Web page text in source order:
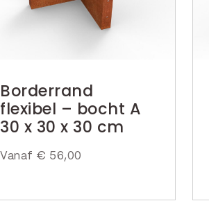
Borderrand
flexibel – bocht A
30 x 30 x 30 cm
Vanaf € 56,00